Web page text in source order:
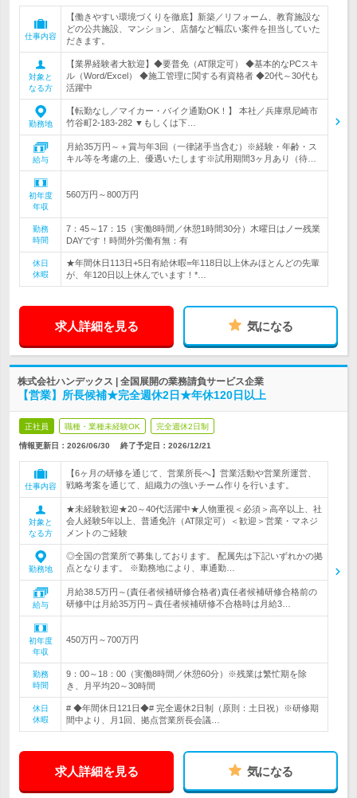
仕事内容
【働きやすい環境づくりを徹底】新築／リフォーム、教育施設な
どの公共施設、マンション、店舗など幅広い案件を担当していた
だきます。
対象と
なる方
【業界経験者大歓迎】◆要普免（AT限定可） ◆基本的なPCスキ
ル（Word/Excel） ◆施工管理に関する有資格者 ◆20代～30代も
活躍中
勤務地
【転勤なし／マイカー・バイク通勤OK！】 本社／兵庫県尼崎市
竹谷町2-183-282 ▼もしくは下…
給与
月給35万円～＋賞与年3回（一律諸手当含む）※経験・年齢・ス
キル等を考慮の上、優遇いたします※試用期間3ヶ月あり（待…
初年度
年収
560万円～800万円
勤務
時間
7：45～17：15（実働8時間／休憩1時間30分）木曜日はノー残業
DAYです！時間外労働有無：有
休日
休暇
★年間休日113日+5日有給休暇=年118日以上休みほとんどの先輩
が、年120日以上休んでいます！*…
求人詳細を見る 気になる
株式会社ハンデックス | 全国展開の業務請負サービス企業
【営業】所長候補★完全週休2日★年休120日以上
正社員 職種・業種未経験OK 完全週休2日制
情報更新日：2026/06/30 終了予定日： 2026/12/21
仕事内容
【6ヶ月の研修を通じて、営業所長へ】営業活動や営業所運営、
戦略考案を通じて、組織力の強いチーム作りを行います。
対象と
なる方
★未経験歓迎★20～40代活躍中★人物重視＜必須＞高卒以上、社
会人経験5年以上、普通免許（AT限定可）＜歓迎＞営業・マネジ
メントのご経験
勤務地
◎全国の営業所で募集しております。 配属先は下記いずれかの拠
点となります。 ※勤務地により、車通勤…
給与
月給38.5万円～(責任者候補研修合格者)責任者候補研修合格前の
研修中は月給35万円～責任者候補研修不合格時は月給3…
初年度
年収
450万円～700万円
勤務
時間
9：00～18：00（実働8時間／休憩60分）※残業は繁忙期を除
き、月平均20～30時間
休日
休暇
# ◆年間休日121日◆# 完全週休2日制（原則：土日祝）※研修期
間中より、月1回、拠点営業所長会議…
求人詳細を見る 気になる